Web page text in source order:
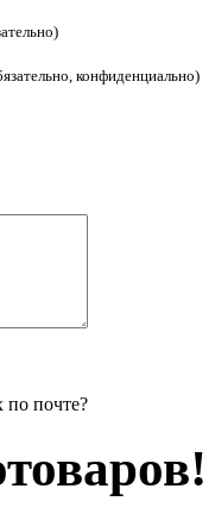
конфиденциально)
почте?